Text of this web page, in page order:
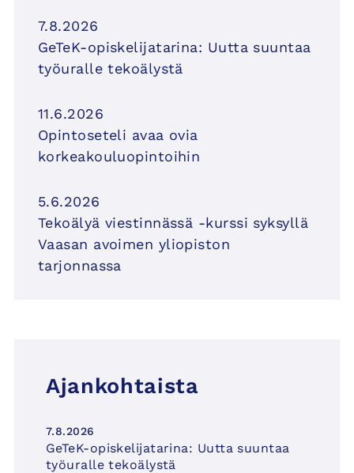
7.8.2026
GeTeK-opiskelijatarina: Uutta suuntaa
työuralle tekoälystä
11.6.2026
Opintoseteli avaa ovia
korkeakouluopintoihin
5.6.2026
Tekoälyä viestinnässä -kurssi syksyllä
Vaasan avoimen yliopiston
tarjonnassa
Ajankohtaista
7.8.2026
GeTeK-opiskelijatarina: Uutta suuntaa
työuralle tekoälystä